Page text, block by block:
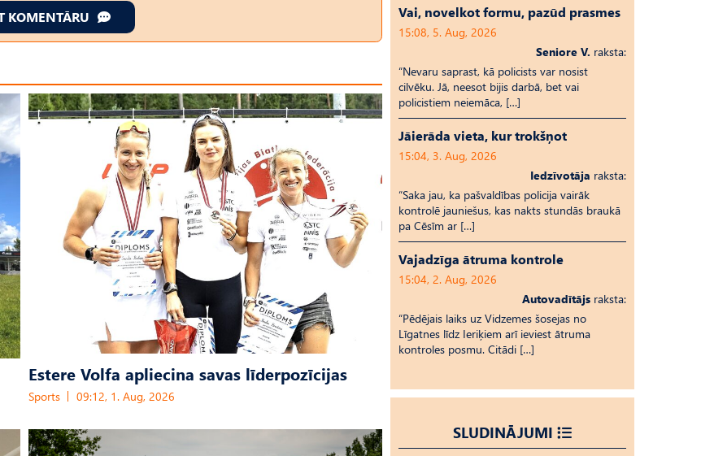
KOMENTĀRU
Estere Volfa apliecina savas līderpozīcijas
Sports 09:12, 1. Aug, 2026
Vai, novelkot formu, pazūd prasmes
15:08, 5. Aug, 2026
Seniore V. raksta:
“Nevaru saprast, kā policists var nosist
cilvēku. Jā, neesot bijis darbā, bet vai
policistiem neiemāca, […]
Jāierāda vieta, kur trokšņot
15:04, 3. Aug, 2026
Iedzīvotāja raksta:
“Saka jau, ka pašvaldības policija vairāk
kontrolē jauniešus, kas nakts stundās braukā
pa Cēsīm ar […]
Vajadzīga ātruma kontrole
15:04, 2. Aug, 2026
Autovadītājs raksta:
“Pēdējais laiks uz Vid­ze­mes šosejas no
Līgatnes līdz Ieriķiem arī ieviest ātruma
kontroles posmu. Citādi […]
SLUDINĀJUMI